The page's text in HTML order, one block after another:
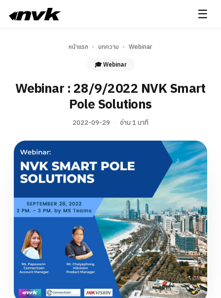
☰
หน้าแรก › บทความ › Webinar
🎓 Webinar
Webinar : 28/9/2022 NVK Smart
Pole Solutions
2022-09-29 · อ่าน 1 นาที